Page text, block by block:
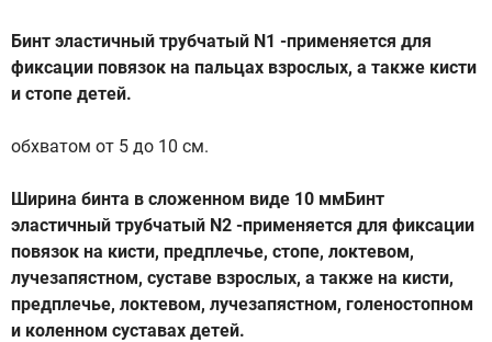
Бинт эластичный трубчатый N1 -применяется для
фиксации повязок на пальцах взрослых, а также кисти
и стопе детей.
обхватом от 5 до 10 см.
Ширина бинта в сложенном виде 10 ммБинт
эластичный трубчатый N2 -применяется для фиксации
повязок на кисти, предплечье, стопе, локтевом,
лучезапястном, суставе взрослых, а также на кисти,
предплечье, локтевом, лучезапястном, голеностопном
и коленном суставах детей.